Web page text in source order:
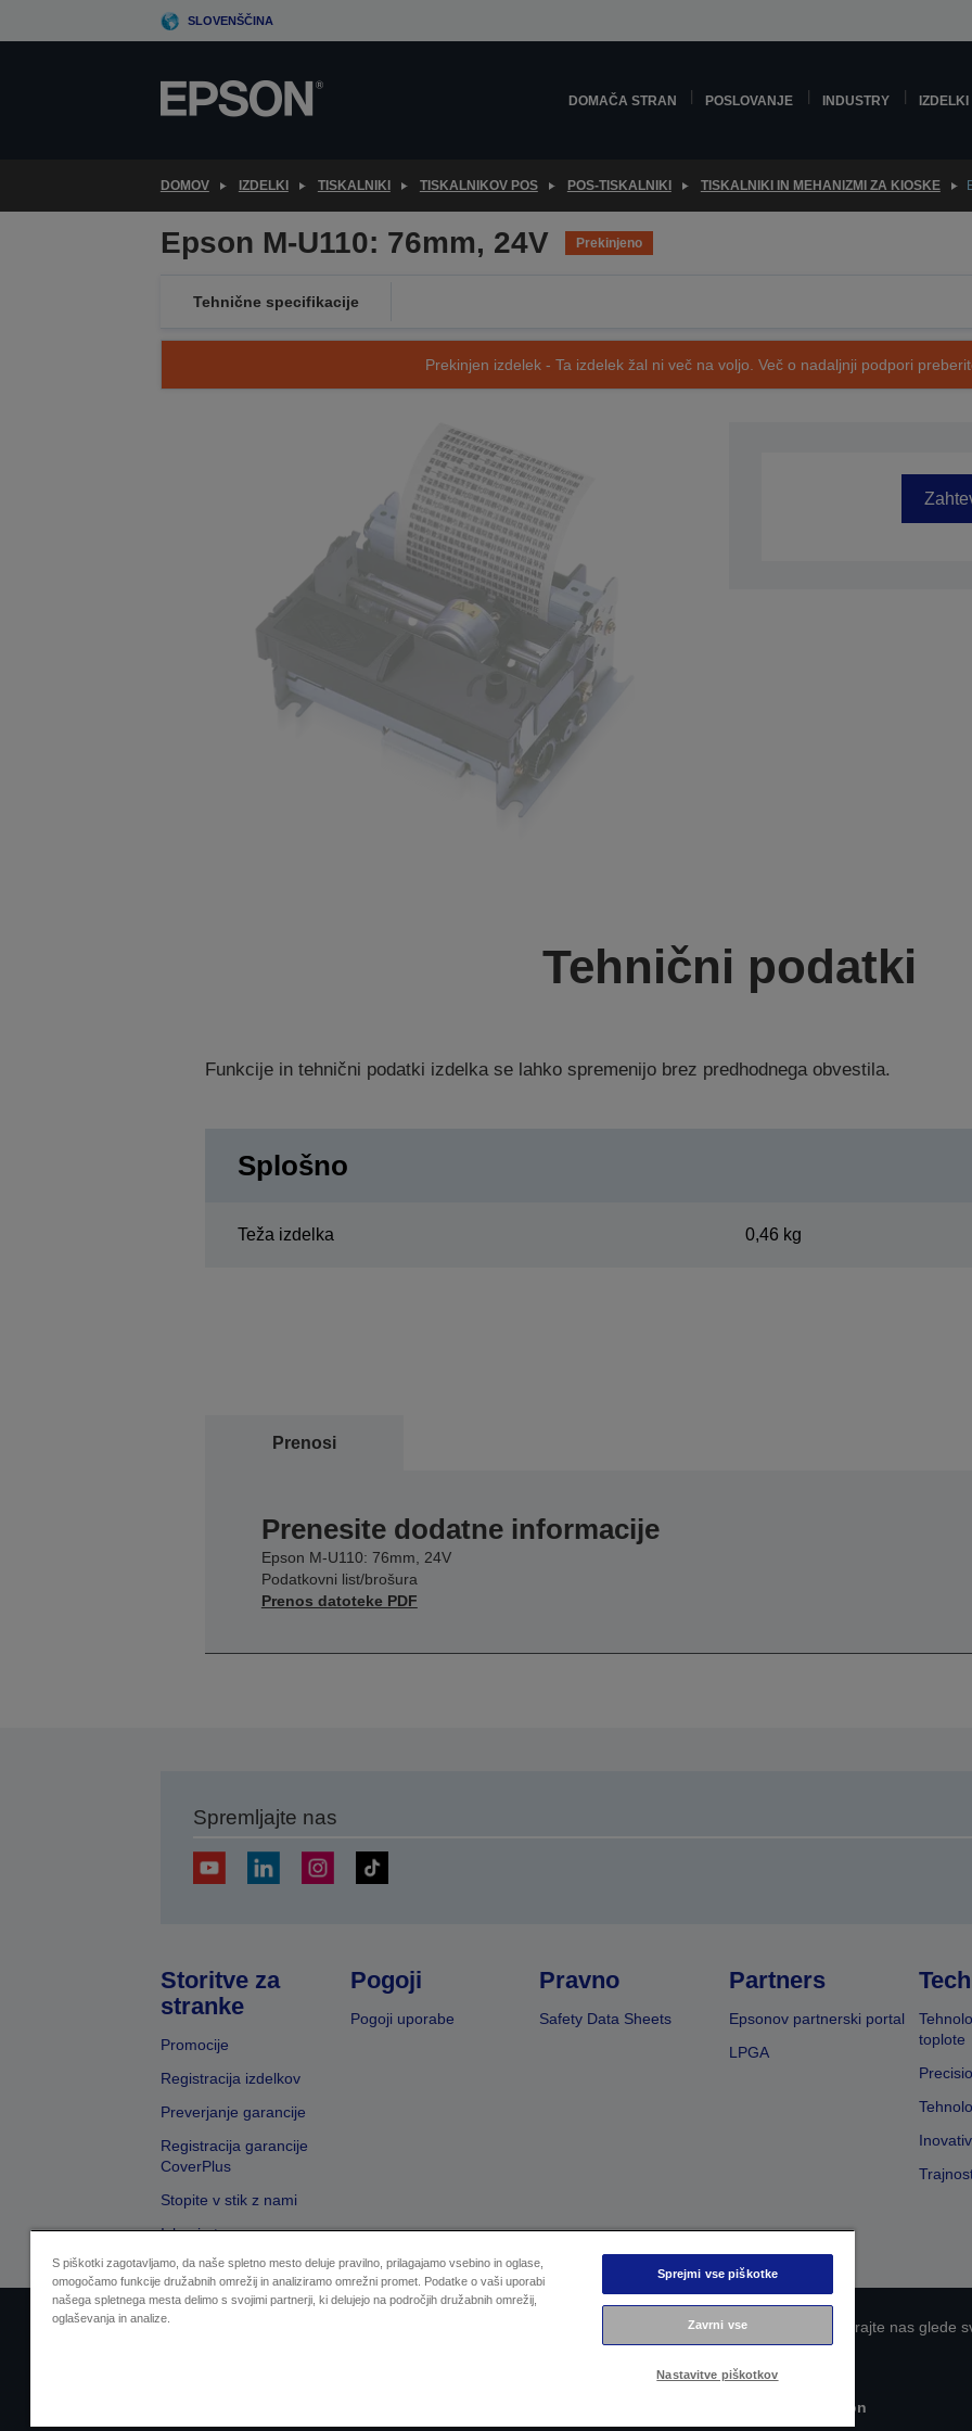
to
SLOVENŠČINA
DOMAČA STRAN POSLOVANJE INDUSTRY IZDELKI
DOMOV IZDELKI TISKALNIKI TISKALNIKOV POS POS-TISKALNIKI TISKALNIKI IN MEHANIZMI ZA KIOSKE
Epson M-U110: 76mm, 24V Prekinjeno
Tehnične specifikacije
Prekinjen izdelek - Ta izdelek žal ni več na voljo. Več o nadaljnji podpori
Tehnični podatki
Funkcije in tehnični podatki izdelka se lahko spremenijo brez predhodnega obvestila.
Splošno
Teža izdelka 0,46 kg
Prenosi
Prenesite dodatne informacije
Epson M-U110: 76mm, 24V
Podatkovni list/brošura
Prenos datoteke PDF
Spremljajte nas
Storitve za
stranke
Promocije
Registracija izdelkov
Preverjanje garancije
Registracija garancije
CoverPlus
Stopite v stik z nami
Iskanje trgovcev
Pogoji
Pogoji uporabe
Pravno
Safety Data Sheets
Partners
Epsonov partnerski portal
LPGA
toplote
EU Data Act Compliance Kontaktirajte nas glede
Avtorske pravice © 2026 Seiko Epson
S piškotki zagotavljamo, da naše spletno mesto deluje pravilno, prilagajamo vsebino in oglase,
omogočamo funkcije družabnih omrežij in analiziramo omrežni promet. Podatke o vaši uporabi
našega spletnega mesta delimo s svojimi partnerji, ki delujejo na področjih družabnih omrežij,
oglaševanja in analize.
Sprejmi vse piškotke
Zavrni vse
Nastavitve piškotkov